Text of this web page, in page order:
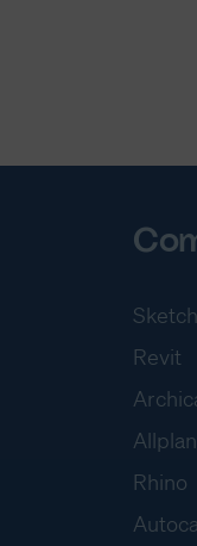
Revit
Allplan
Rhino